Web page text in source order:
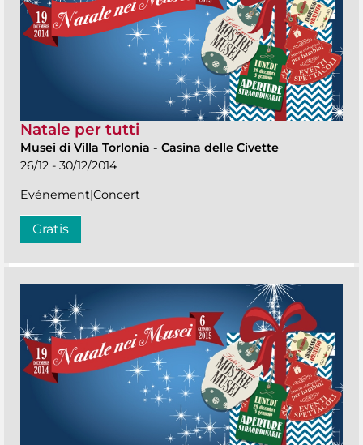
Natale per tutti
Musei di Villa Torlonia - Casina delle Civette
26/12 - 30/12/2014
Evénement|Concert
Gratis